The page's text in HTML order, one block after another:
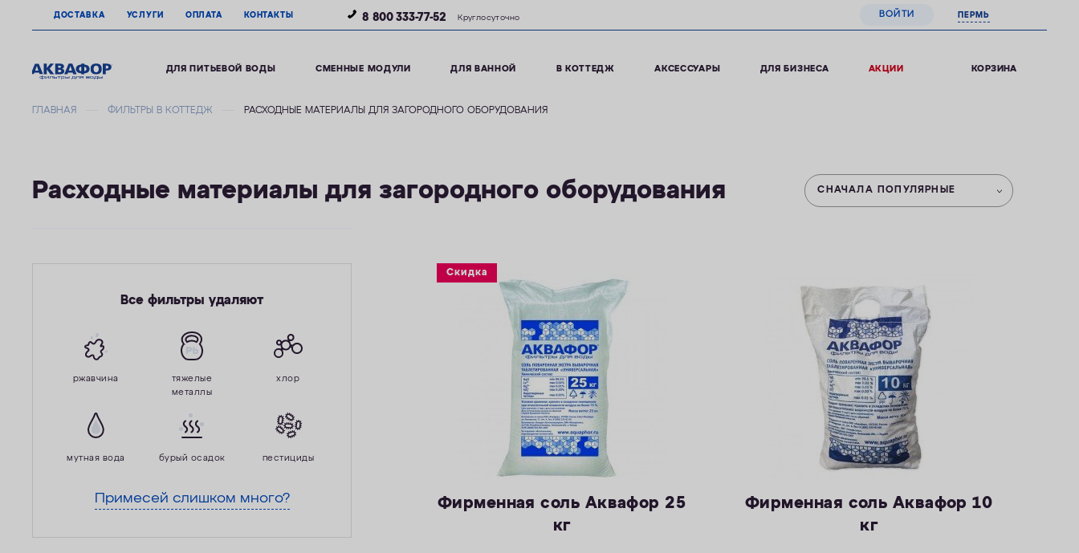
ДОСТАВКА УСЛУГИ ОПЛАТА КОНТАКТЫ 8 800 333-77-52 Круглосуточно ВОЙТИ ПЕРМЬ
ДЛЯ ПИТЬЕВОЙ ВОДЫ СМЕННЫЕ МОДУЛИ ДЛЯ ВАННОЙ В КОТТЕДЖ АКСЕССУАРЫ ДЛЯ БИЗНЕСА АКЦИИ КОРЗИНА
ГЛАВНАЯ ФИЛЬТРЫ В КОТТЕДЖ РАСХОДНЫЕ МАТЕРИАЛЫ ДЛЯ ЗАГОРОДНОГО ОБОРУДОВАНИЯ
Расходные материалы для загородного оборудования
Все фильтры удаляют
ржавчина
тяжелые
металлы
хлор
мутная вода бурый осадок пестициды
Примесей слишком много?
СНАЧАЛА ПОПУЛЯРНЫЕ
Скидка
Фирменная соль Аквафор 25
кг
Фирменная соль Аквафор 10
кг